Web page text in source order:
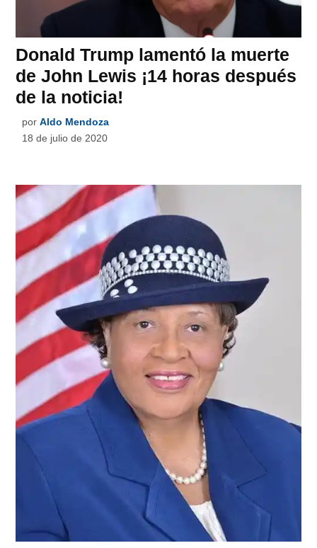
Donald Trump lamentó la muerte
de John Lewis ¡14 horas después
de la noticia!
por Aldo Mendoza
18 de julio de 2020